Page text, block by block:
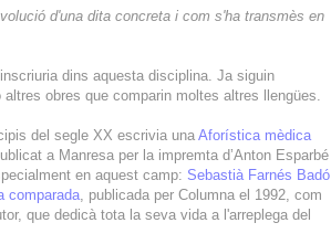
d'una dita concreta i com s'ha transmès en
dins aquesta disciplina. Ja siguin
altres obres que comparin moltes altres llengües.
del segle XX escrivia una Aforística mèdica
a Manresa per la impremta d’Anton Esparbé
en aquest camp: Sebastià Farnés Badó
comparada , publicada per Columna el 1992, com
que dedicà tota la seva vida a l'arreplega del